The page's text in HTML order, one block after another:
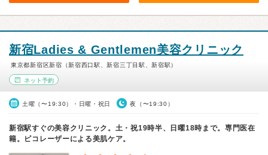
新宿Ladies & Gentlemen美容クリニック
東京都新宿区新宿（新宿西口駅、新宿三丁目駅、新宿駅）
ネット予約
土曜（〜19:30）・日曜・祝日 夜（〜19:30）
新宿駅すぐの美容クリニック。土・祝19時半、日曜18時まで。専門医在
籍。ピコレーザーによる美肌ケア。